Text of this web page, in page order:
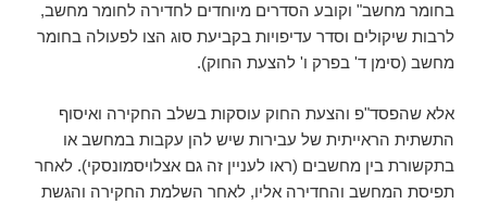
בחומר מחשב" וקובע הסדרים מיוחדים לחדירה לחומר מחשב,
לרבות שיקולים וסדר עדיפויות בקביעת סוג הצו לפעולה בחומר
מחשב (סימן ד' בפרק ו' להצעת החוק).
אלא שהפסד"פ והצעת החוק עוסקות בשלב החקירה ואיסוף
התשתית הראייתית של עבירות שיש להן עקבות במחשב או
בתקשורת בין מחשבים (ראו לעניין זה גם אצלויסמונסקי). לאחר
תפיסת המחשב והחדירה אליו, לאחר השלמת החקירה והגשת